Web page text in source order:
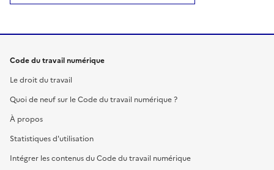
Code du travail numérique
Le droit du travail
Quoi de neuf sur le Code du travail numérique ?
À propos
Statistiques d'utilisation
Intégrer les contenus du Code du travail numérique